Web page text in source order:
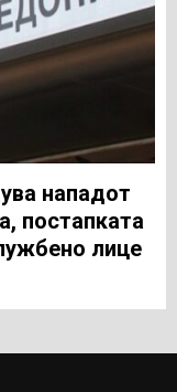
нападот
постапката
лице